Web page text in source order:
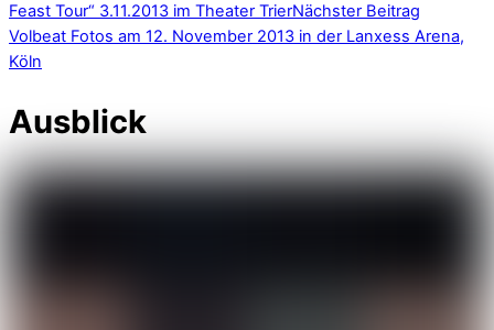
Feast Tour“ 3.11.2013 im Theater TrierNächster Beitrag
Volbeat Fotos am 12. November 2013 in der Lanxess Arena,
Köln
Ausblick